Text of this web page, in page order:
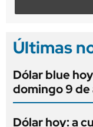
Últimas
Dólar blue
domingo 9
Dólar hoy: a